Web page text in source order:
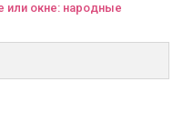
или окне: народные